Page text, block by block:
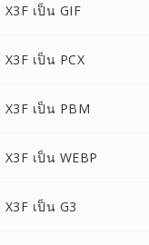
X3F เป็น GIF
X3F เป็น PCX
X3F เป็น PBM
X3F เป็น WEBP
X3F เป็น G3